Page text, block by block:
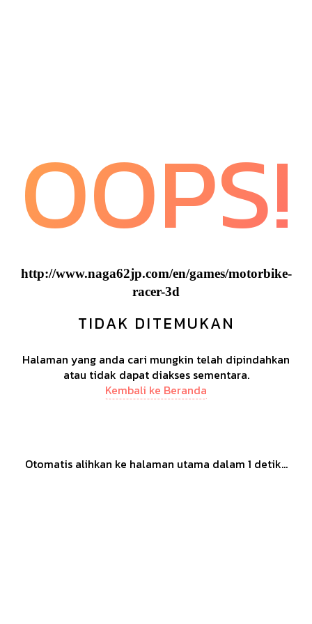
OOPS!
http://www.naga62jp.com/en/games/motorbike-
racer-3d
TIDAK DITEMUKAN
Halaman yang anda cari mungkin telah dipindahkan
atau tidak dapat diakses sementara.
Kembali ke Beranda
Otomatis alihkan ke halaman utama dalam 1 detik...